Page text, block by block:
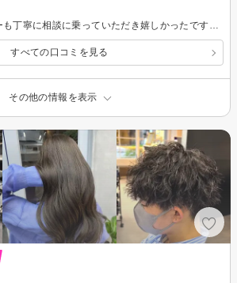
髪型だけでなく、カラーも丁寧に相談に乗っていただき嬉しかったです。 髪の毛がすぐ絡んで困っていましたが、仕上がりがツルツルさらさらになり、大満足です。
すべての口コミを見る
その他の情報を表示